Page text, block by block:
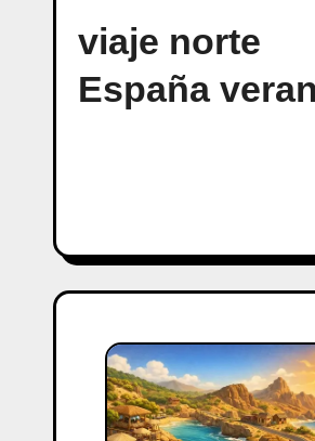
viaje norte
España